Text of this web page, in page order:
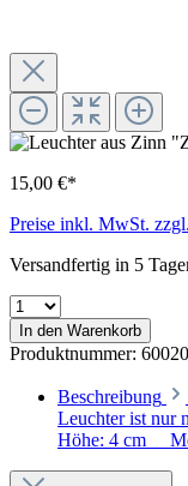
15,00 €*
Preise inkl. MwSt.
Versandfertig in 5
In den Warenkorb
Produktnummer:
Beschreibung
Leuchter ist nur
Höhe: 4 cm